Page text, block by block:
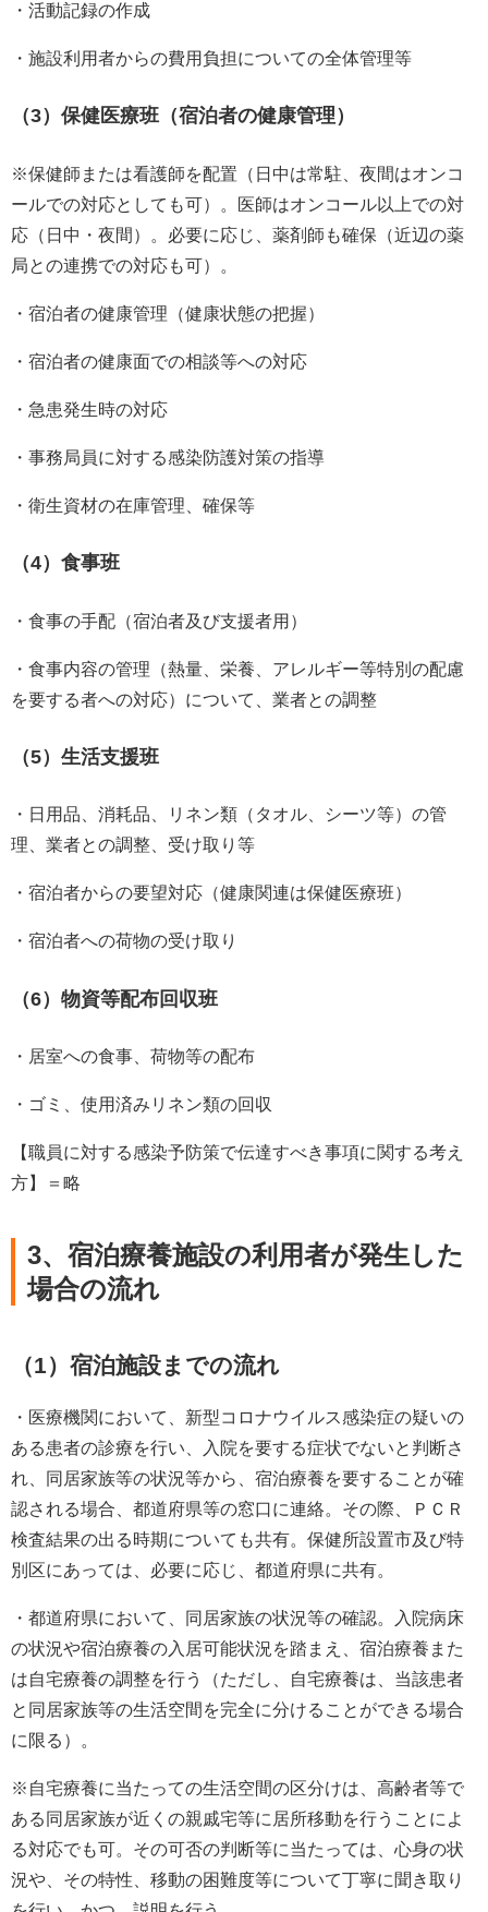
・活動記録の作成
・施設利用者からの費用負担についての全体管理等
（3）保健医療班（宿泊者の健康管理）
※保健師または看護師を配置（日中は常駐、夜間はオンコ
ールでの対応としても可）。医師はオンコール以上での対
応（日中・夜間）。必要に応じ、薬剤師も確保（近辺の薬
局との連携での対応も可）。
・宿泊者の健康管理（健康状態の把握）
・宿泊者の健康面での相談等への対応
・急患発生時の対応
・事務局員に対する感染防護対策の指導
・衛生資材の在庫管理、確保等
（4）食事班
・食事の手配（宿泊者及び支援者用）
・食事内容の管理（熱量、栄養、アレルギー等特別の配慮
を要する者への対応）について、業者との調整
（5）生活支援班
・日用品、消耗品、リネン類（タオル、シーツ等）の管
理、業者との調整、受け取り等
・宿泊者からの要望対応（健康関連は保健医療班）
・宿泊者への荷物の受け取り
（6）物資等配布回収班
・居室への食事、荷物等の配布
・ゴミ、使用済みリネン類の回収
【職員に対する感染予防策で伝達すべき事項に関する考え
方】＝略
3、宿泊療養施設の利用者が発生した
場合の流れ
（1）宿泊施設までの流れ
・医療機関において、新型コロナウイルス感染症の疑いの
ある患者の診療を行い、入院を要する症状でないと判断さ
れ、同居家族等の状況等から、宿泊療養を要することが確
認される場合、都道府県等の窓口に連絡。その際、ＰＣＲ
検査結果の出る時期についても共有。保健所設置市及び特
別区にあっては、必要に応じ、都道府県に共有。
・都道府県において、同居家族の状況等の確認。入院病床
の状況や宿泊療養の入居可能状況を踏まえ、宿泊療養また
は自宅療養の調整を行う（ただし、自宅療養は、当該患者
と同居家族等の生活空間を完全に分けることができる場合
に限る）。
※自宅療養に当たっての生活空間の区分けは、高齢者等で
ある同居家族が近くの親戚宅等に居所移動を行うことによ
る対応でも可。その可否の判断等に当たっては、心身の状
況や、その特性、移動の困難度等について丁寧に聞き取り